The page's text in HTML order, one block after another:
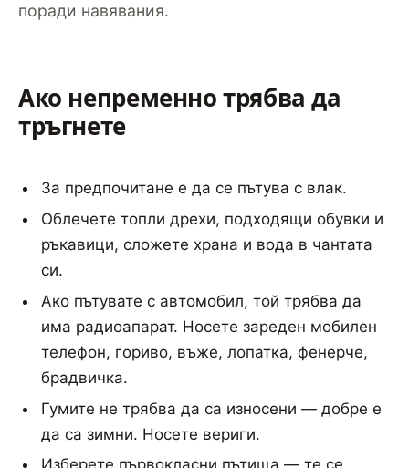
поради навявания.
Ако непременно трябва да
тръгнете
За предпочитане е да се пътува с влак.
Облечете топли дрехи, подходящи обувки и
ръкавици, сложете храна и вода в чантата
си.
Ако пътувате с автомобил, той трябва да
има радиоапарат. Носете зареден мобилен
телефон, гориво, въже, лопатка, фенерче,
брадвичка.
Гумите не трябва да са износени — добре е
да са зимни. Носете вериги.